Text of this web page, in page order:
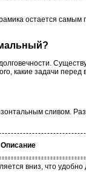
остается
какие задачи перед
сливом.
Описание
вниз, что